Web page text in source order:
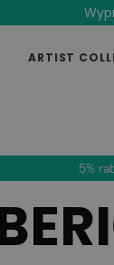
ARTIST
5%